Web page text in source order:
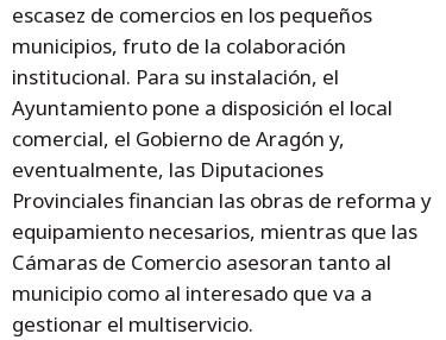
escasez de comercios en los pequeños
municipios, fruto de la colaboración
institucional. Para su instalación, el
Ayuntamiento pone a disposición el local
comercial, el Gobierno de Aragón y,
eventualmente, las Diputaciones
Provinciales financian las obras de reforma y
equipamiento necesarios, mientras que las
Cámaras de Comercio asesoran tanto al
municipio como al interesado que va a
gestionar el multiservicio.